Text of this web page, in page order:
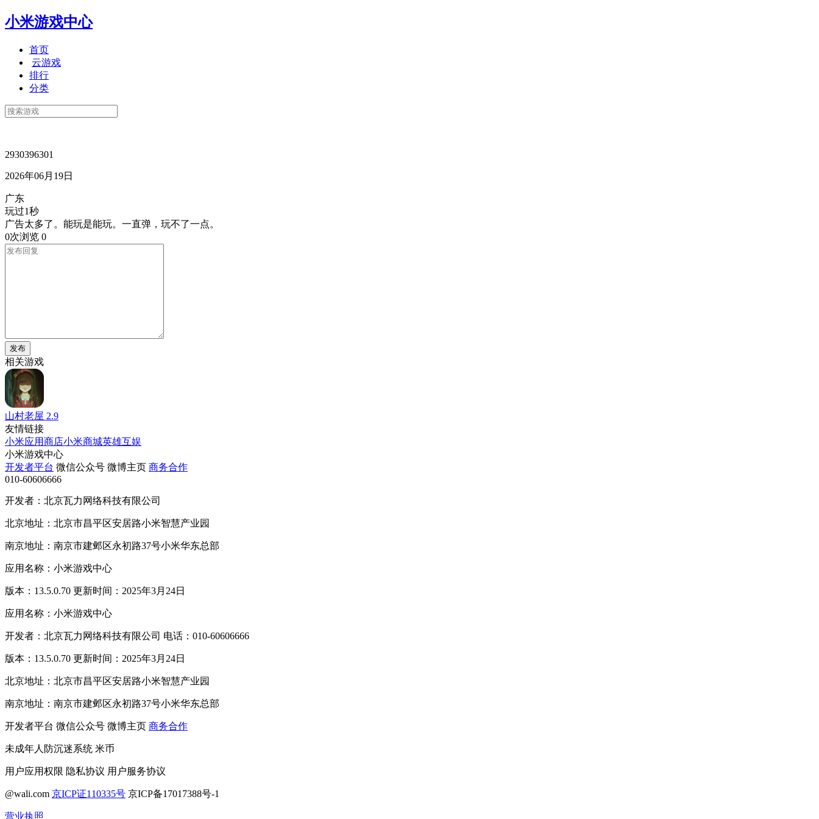
小米游戏中心
首页
云游戏
排行
分类
2930396301
2026年06月19日
广东
玩过1秒
广告太多了。能玩是能玩。一直弹，玩不了一点。
0次浏览 0
发布
相关游戏
山村老屋 2.9
友情链接
小米应用商店小米商城英雄互娱
小米游戏中心
开发者平台 微信公众号 微博主页 商务合作
010-60606666
开发者：北京瓦力网络科技有限公司
北京地址：北京市昌平区安居路小米智慧产业园
南京地址：南京市建邺区永初路37号小米华东总部
应用名称：小米游戏中心
版本：13.5.0.70 更新时间：2025年3月24日
应用名称：小米游戏中心
开发者：北京瓦力网络科技有限公司 电话：010-60606666
版本：13.5.0.70 更新时间：2025年3月24日
北京地址：北京市昌平区安居路小米智慧产业园
南京地址：南京市建邺区永初路37号小米华东总部
开发者平台 微信公众号 微博主页 商务合作
未成年人防沉迷系统 米币
用户应用权限 隐私协议 用户服务协议
@wali.com 京ICP证110335号 京ICP备17017388号-1
营业执照